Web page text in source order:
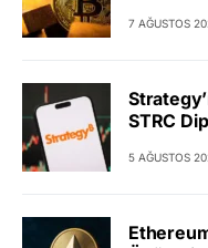
7 AĞUSTOS
STRC
5 AĞUSTOS